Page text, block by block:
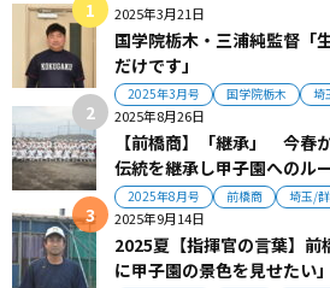
2025年3月21日
国学院栃木・三浦純監督「
だけです」
2025年3月号 国学院栃木 埼
2025年8月26日
【前橋商】「継承」 今春
伝統を継承し甲子園へのル
2025年8月号 前橋商 埼玉/
2025年9月14日
2025夏【指揮官の言葉】
に甲子園の景色を見せたい」